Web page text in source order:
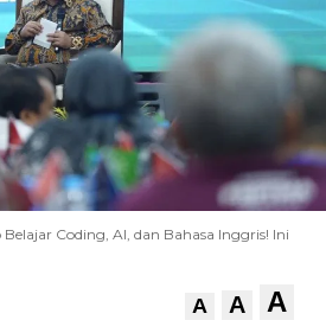
Coding, AI, dan Bahasa Inggris! Ini
A A A